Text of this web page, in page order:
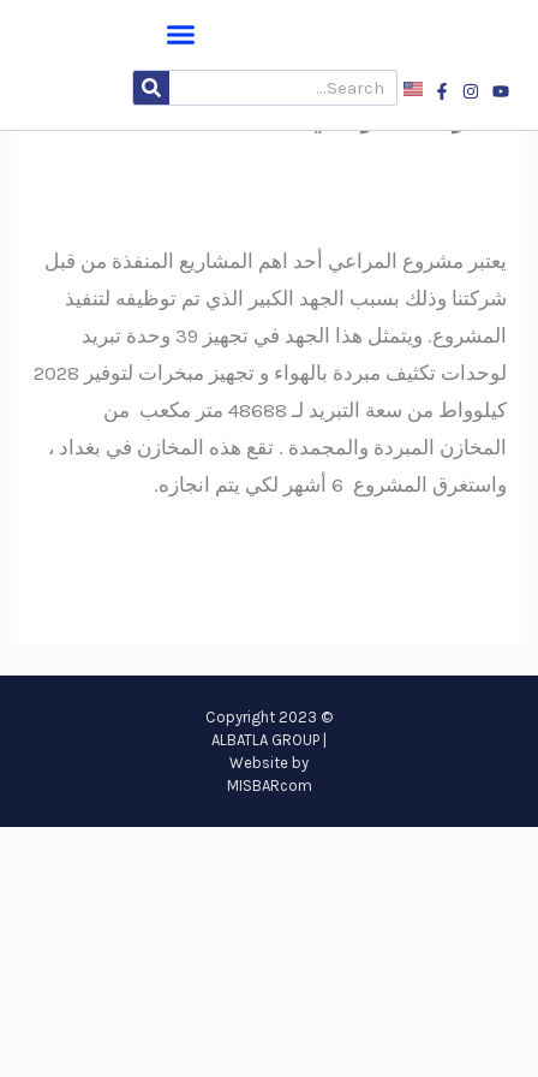
المحتوىYoutube
Instagram
Facebook-
f
Search
مخازن الحفظ والتوزيع المركزية
لشركة المراعي
يعتبر مشروع المراعي أحد اهم المشاريع المنفذة من قبل
شركتنا وذلك بسبب الجهد الكبير الذي تم توظيفه لتنفيذ
المشروع. ويتمثل هذا الجهد في تجهيز 39 وحدة تبريد
لوحدات تكثيف مبردة بالهواء و تجهيز مبخرات لتوفير 2028
كيلوواط من سعة التبريد لـ 48688 متر مكعب من
المخازن المبردة والمجمدة . تقع هذه المخازن في بغداد ،
واستغرق المشروع 6 أشهر لكي يتم انجازه.
© Copyright 2023
ALBATLA GROUP |
Website by
MISBARcom